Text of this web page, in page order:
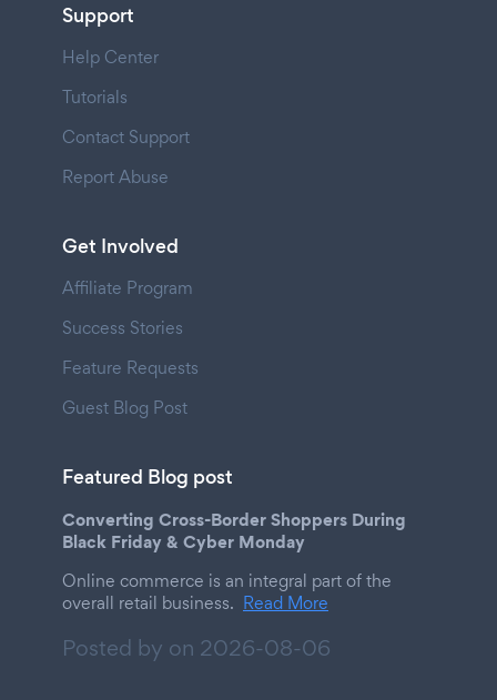
Support
Help Center
Tutorials
Contact Support
Report Abuse
Get Involved
Affiliate Program
Success Stories
Feature Requests
Guest Blog Post
Featured Blog post
Converting Cross-Border Shoppers During
Black Friday & Cyber Monday
Online commerce is an integral part of the
overall retail business. Read More
Posted by on 2026-08-06